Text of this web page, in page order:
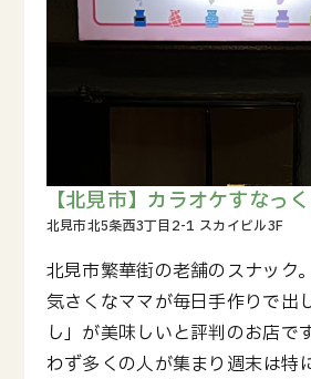
【北見市】カラオケすなっ
北見市繁華街の老舗のスナック
気さくなママが毎日手作りで出
し」が美味しいと評判のお店で
わず多くの人が集まり週末は特